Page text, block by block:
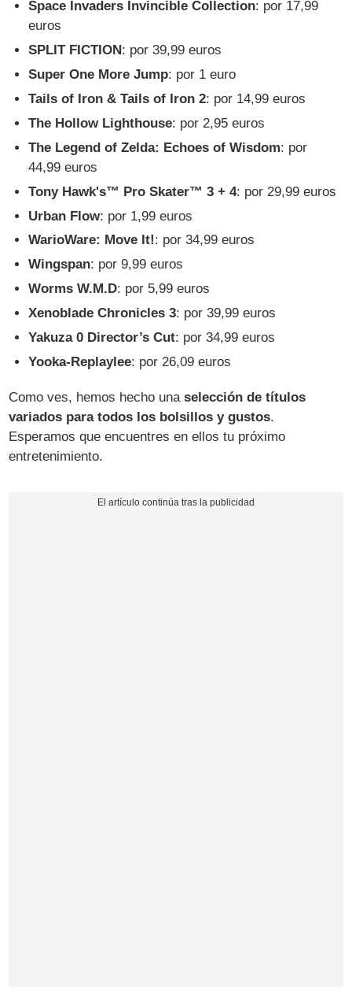
Space Invaders Invincible Collection: por 17,99
euros
SPLIT FICTION : por 39,99 euros
Super One More Jump: por 1 euro
Tails of Iron & Tails of Iron 2: por 14,99 euros
The Hollow Lighthouse: por 2,95 euros
The Legend of Zelda: Echoes of Wisdom: por
44,99 euros
Tony Hawk's™ Pro Skater™ 3 + 4: por 29,99 euros
Urban Flow: por 1,99 euros
WarioWare: Move It!: por 34,99 euros
Wingspan: por 9,99 euros
Worms W.M.D: por 5,99 euros
Xenoblade Chronicles 3: por 39,99 euros
Yakuza 0 Director’s Cut: por 34,99 euros
Yooka-Replaylee: por 26,09 euros
Como ves, hemos hecho unaselección de títulos
variados para todos los bolsillos y gustos.
Esperamos que encuentres en ellos tu próximo
entretenimiento.